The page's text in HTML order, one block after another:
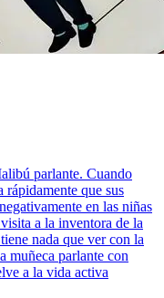
parlante. Cuando
rápidamente que sus
en las niñas
a la inventora de la
nada que ver con la
muñeca parlante con
a la vida activa